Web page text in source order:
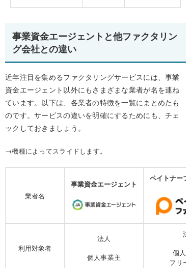
事業資金エージェントと他ファクタリン
グ会社との違い
近年注目を集めるファクタリングサービスには、事業
資金エージェント以外にもさまざまな業者が名を連ね
ています。以下は、各業者の特徴を一覧にまとめたも
のです。サービスの違いを明確にするためにも、チェ
ックしておきましょう。
→機種によってスライドします。
業者名
事業資金エージェント
ペイトナー
利用対象者
法人
個人事業主
法人
個人
フリー